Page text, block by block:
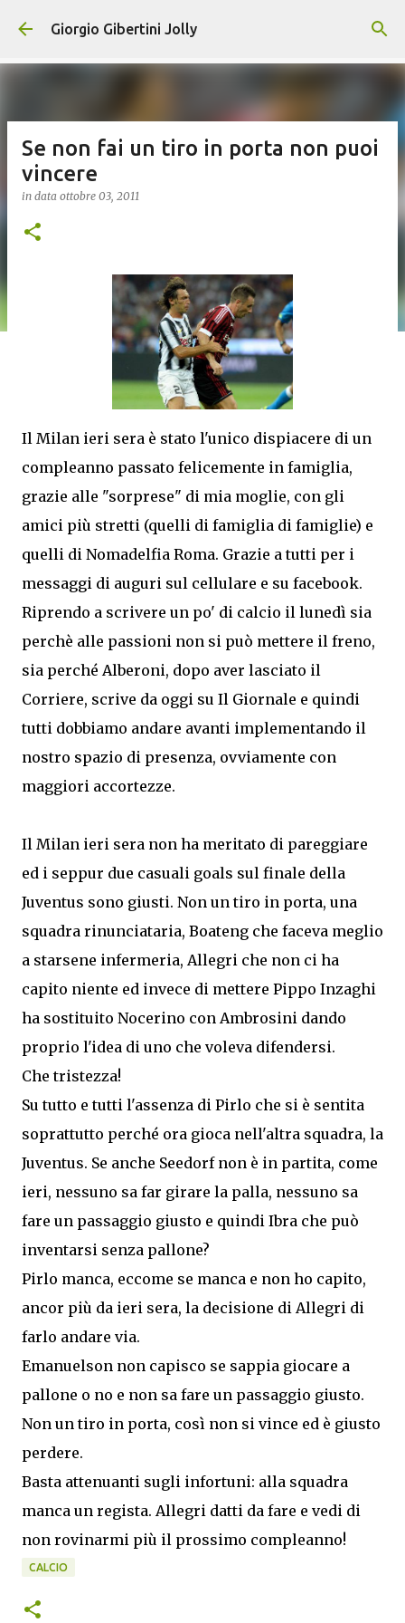
Passa ai contenuti principali
Giorgio Gibertini Jolly
Se non fai un tiro in porta non puoi
vincere
in data ottobre 03, 2011
Il Milan ieri sera è stato l'unico dispiacere di un
compleanno passato felicemente in famiglia,
grazie alle "sorprese" di mia moglie, con gli
amici più stretti (quelli di famiglia di famiglie) e
quelli di Nomadelfia Roma. Grazie a tutti per i
messaggi di auguri sul cellulare e su facebook.
Riprendo a scrivere un po' di calcio il lunedì sia
perchè alle passioni non si può mettere il freno,
sia perché Alberoni, dopo aver lasciato il
Corriere, scrive da oggi su Il Giornale e quindi
tutti dobbiamo andare avanti implementando il
nostro spazio di presenza, ovviamente con
maggiori accortezze.
Il Milan ieri sera non ha meritato di pareggiare
ed i seppur due casuali goals sul finale della
Juventus sono giusti. Non un tiro in porta, una
squadra rinunciataria, Boateng che faceva meglio
a starsene infermeria, Allegri che non ci ha
capito niente ed invece di mettere Pippo Inzaghi
ha sostituito Nocerino con Ambrosini dando
proprio l'idea di uno che voleva difendersi.
Che tristezza!
Su tutto e tutti l'assenza di Pirlo che si è sentita
soprattutto perché ora gioca nell'altra squadra, la
Juventus. Se anche Seedorf non è in partita, come
ieri, nessuno sa far girare la palla, nessuno sa
fare un passaggio giusto e quindi Ibra che può
inventarsi senza pallone?
Pirlo manca, eccome se manca e non ho capito,
ancor più da ieri sera, la decisione di Allegri di
farlo andare via.
Emanuelson non capisco se sappia giocare a
pallone o no e non sa fare un passaggio giusto.
Non un tiro in porta, così non si vince ed è giusto
perdere.
Basta attenuanti sugli infortuni: alla squadra
manca un regista. Allegri datti da fare e vedi di
non rovinarmi più il prossimo compleanno!
CALCIO